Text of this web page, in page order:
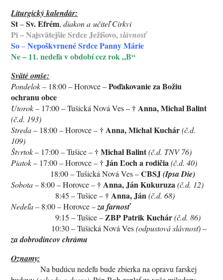
Liturgický kalendár:
St–Sv. Efrém,diakon a učiteľ Cirkvi
Pi – Najsvätejšie Srdce Ježišovo,slávnosť
So–Nepoškvrnené Srdce Panny Márie
Ne – 11. nedeľa v období cez rok „B“
Sväté omše:
Pondelok – 18:00 – Horovce –Poďakovanie za Božiu
ochranu obce
Utorok – 17:00 – Tušická Nová Ves –†Anna,Michal Balint
(č.d. 193)
Streda– 18:00 – Horovce –†Anna, Michal Kuchár(č.d.
109)
Štvrtok– 17:00 – Tušice –†Michal Balint(č.d. TNV 76)
Piatok– 17:00 – Horovce –†Ján Ľoch a rodičia(č.d. 40)
18:00 – Tušická Nová Ves –CBSJ(Ipsa Die)
Sobota – 8:00 – Horovce –†Anna, Ján Kukuruza(č.d. 12)
8:45 – Tušice –†Anna, Ján(č.d. 68)
Nedeľa– 8:00 – Horovce –za farnosť
9:15 – Tušice –ZBP Patrik Kuchár (č.d. 86)
10:30 – Tušická Nová Ves(odpustová slávnosť)–
za dobrodincov chrámu
Oznamy:
Na budúcu nedeľu bude zbierka na opravu farskej